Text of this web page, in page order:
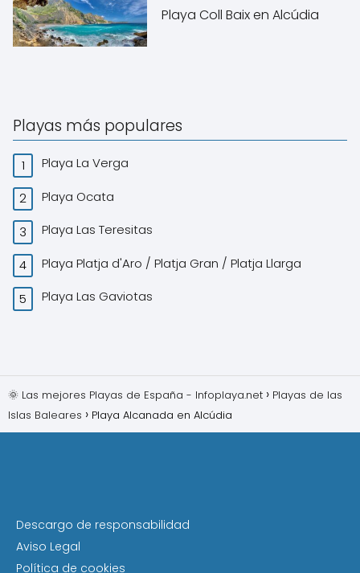
Playa Coll Baix en Alcúdia
Playas más populares
Playa La Verga
Playa Ocata
Playa Las Teresitas
Playa Platja d'Aro / Platja Gran / Platja Llarga
Playa Las Gaviotas
🌞 Las mejores Playas de España - Infoplaya.net
Playas de las
Islas Baleares
Playa Alcanada en Alcúdia
Descargo de responsabilidad
Aviso Legal
Política de cookies